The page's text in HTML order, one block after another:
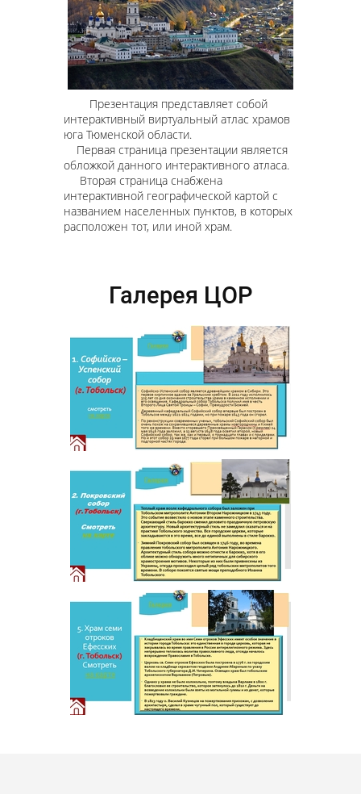
Презентация представляет собой
интерактивный виртуальный атлас храмов
юга Тюменской области.
Первая страница презентации является
обложкой данного интерактивного атласа.
Вторая страница снабжена
интерактивной географической картой с
названием населенных пунктов, в которых
расположен тот, или иной храм.
Галерея ЦОР